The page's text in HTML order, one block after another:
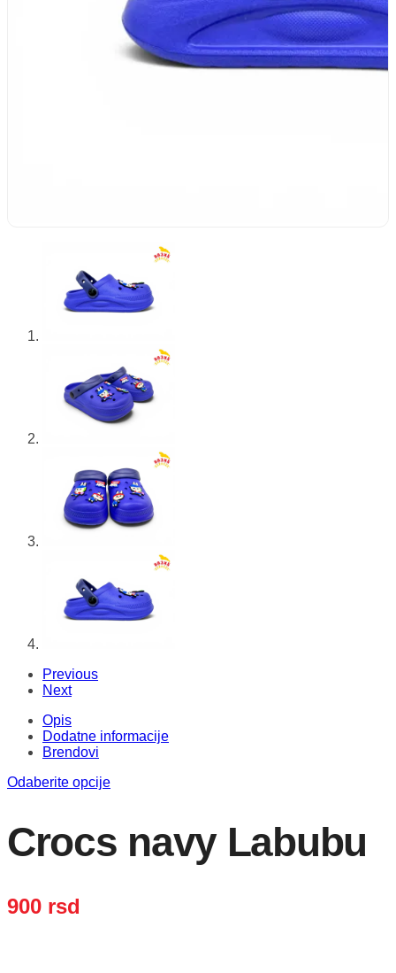
Previous
Next
Opis
Dodatne informacije
Brendovi
Odaberite opcije
Crocs navy Labubu
900 rsd